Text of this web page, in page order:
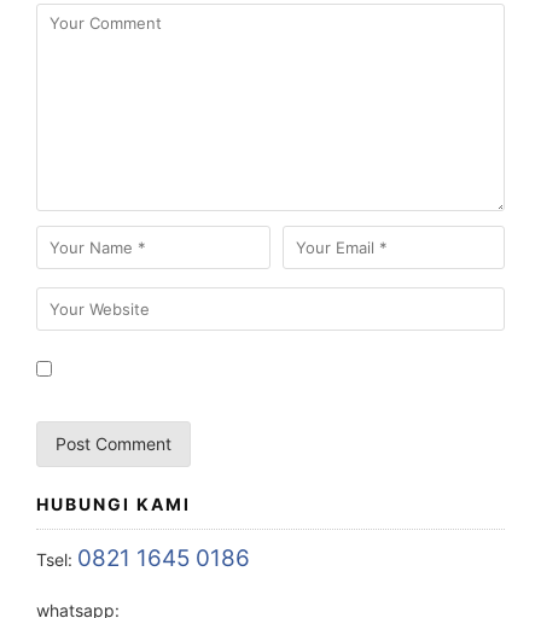
HUBUNGI KAMI
Tsel: 0821 1645 0186
whatsapp: